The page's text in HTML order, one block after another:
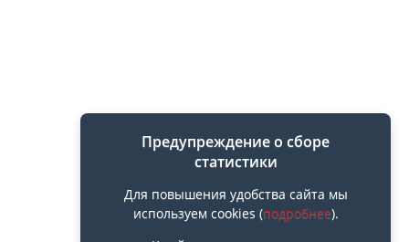
Предупреждение о сборе
статистики
Для повышения удобства сайта мы
используем cookies (подробнее).